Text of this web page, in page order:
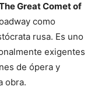
Great Comet of
como
rusa. Es uno
exigentes
de ópera y
obra.